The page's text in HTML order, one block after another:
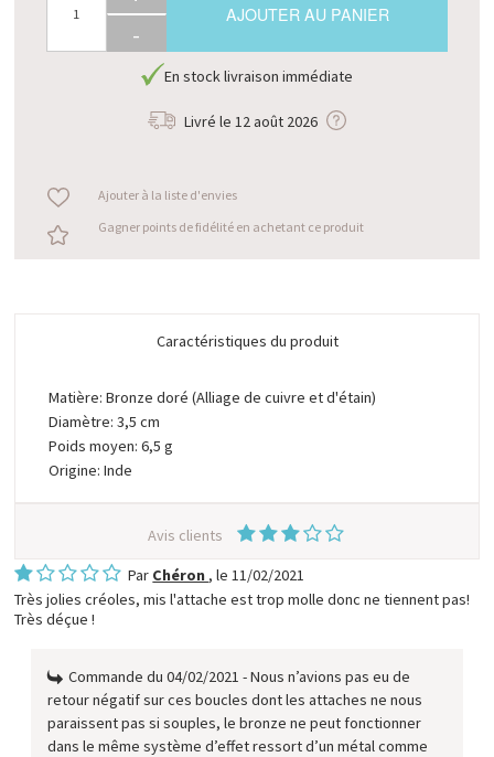
-
AJOUTER AU PANIER
En stock livraison immédiate
Livré le 12 août 2026
Ajouter à la liste d'envies
Gagner points de fidélité en achetant ce produit
Caractéristiques du produit
Matière: Bronze doré (Alliage de cuivre et d'étain)
Diamètre: 3,5 cm
Poids moyen: 6,5 g
Origine: Inde
Avis clients
Par Chéron , le11/02/2021
Très jolies créoles, mis l'attache est trop molle donc ne tiennent pas!
Très déçue !
Commande du 04/02/2021 - Nous n’avions pas eu de
retour négatif sur ces boucles dont les attaches ne nous
paraissent pas si souples, le bronze ne peut fonctionner
dans le même système d’effet ressort d’un métal comme